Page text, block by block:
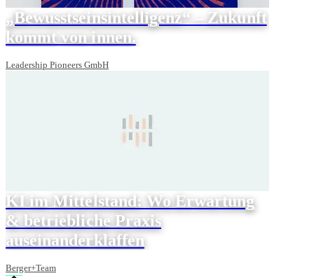
„Bewusstseinsintelligenz“ – Zukunft
kommt von innen.
Leadership Pioneers GmbH
KI im Mittelstand: Wo Erwartung
& betriebliche Praxis
auseinanderklaffen
Berger+Team